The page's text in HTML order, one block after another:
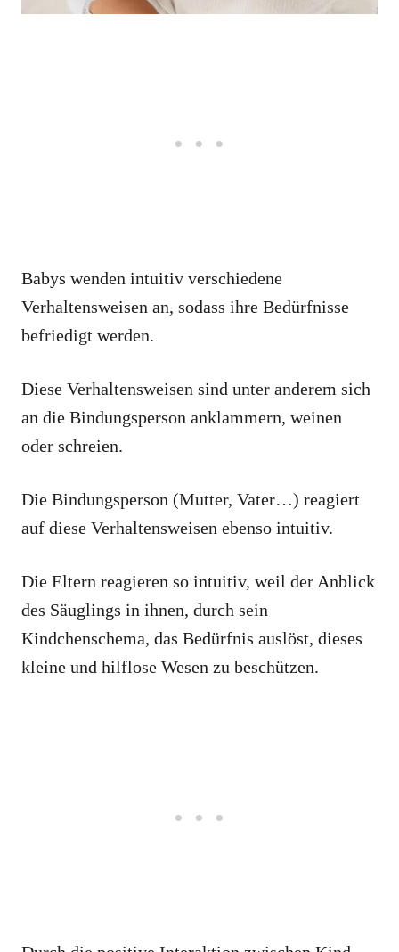
Babys wenden intuitiv verschiedene
Verhaltensweisen an, sodass ihre Bedürfnisse
befriedigt werden.
Diese Verhaltensweisen sind unter anderem sich
an die Bindungsperson anklammern, weinen
oder schreien.
Die Bindungsperson (Mutter, Vater…) reagiert
auf diese Verhaltensweisen ebenso intuitiv.
Die Eltern reagieren so intuitiv, weil der Anblick
des Säuglings in ihnen, durch sein
Kindchenschema, das Bedürfnis auslöst, dieses
kleine und hilflose Wesen zu beschützen.